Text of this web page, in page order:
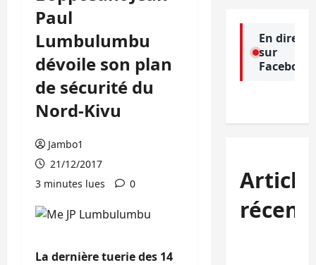
Paul
Lumbulumbu
dévoile son plan
de sécurité du
Nord-Kivu
Jambo1
21/12/2017
3 minutes lues
0
La dernière tuerie des 14
En direct
sur
Facebook